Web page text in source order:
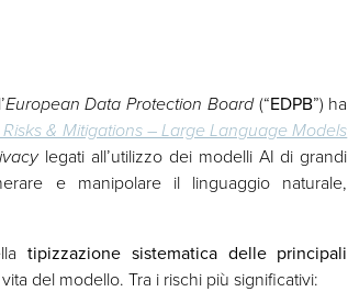
European Data Protection Board(“EDPB”) ha
& Mitigations – Large Language Models
legati all’utilizzo dei modelli AI di grandi
e manipolare il linguaggio naturale,
tipizzazione sistematica delle principali
del modello. Tra i rischi più significativi: